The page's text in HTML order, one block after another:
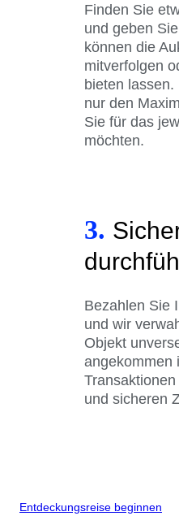
Finden Sie
und geben
können die
mitverfolgen
bieten
nur den
Sie für das
möchten.
3.
Bezahlen Sie
und wir
Objekt
angekommen
und sicheren
Entdeckungsreise beginnen